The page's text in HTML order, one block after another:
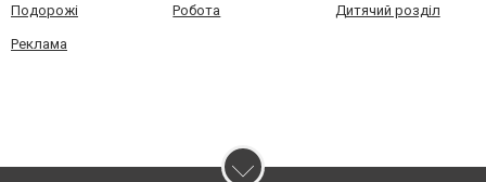
Подорожі Робота Дитячий розділ
Реклама